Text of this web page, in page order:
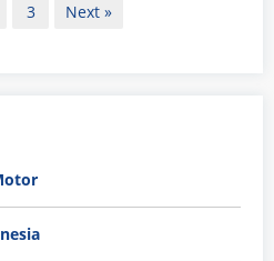
3 Next »